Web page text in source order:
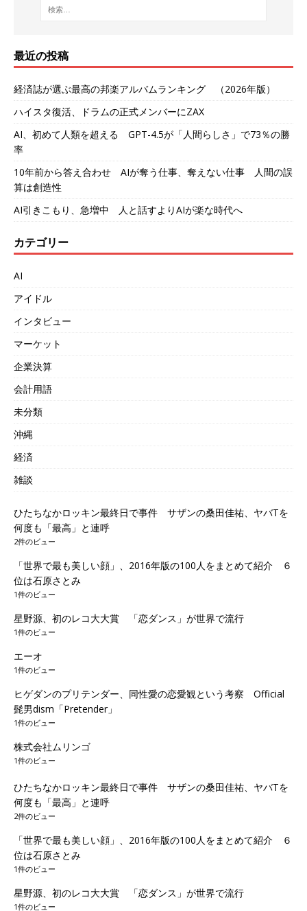
最近の投稿
経済誌が選ぶ最高の邦楽アルバムランキング （2026年版）
ハイスタ復活、ドラムの正式メンバーにZAX
AI、初めて人類を超える GPT-4.5が「人間らしさ」で73％の勝
率
10年前から答え合わせ AIが奪う仕事、奪えない仕事 人間の誤
算は創造性
AI引きこもり、急増中 人と話すよりAIが楽な時代へ
カテゴリー
AI
アイドル
インタビュー
マーケット
企業決算
会計用語
未分類
沖縄
経済
雑談
ひたちなかロッキン最終日で事件 サザンの桑田佳祐、ヤバTを
何度も「最高」と連呼
2件のビュー
「世界で最も美しい顔」、2016年版の100人をまとめて紹介 ６
位は石原さとみ
1件のビュー
星野源、初のレコ大大賞 「恋ダンス」が世界で流行
1件のビュー
エーオ
1件のビュー
ヒゲダンのプリテンダー、同性愛の恋愛観という考察 Official
髭男dism「Pretender」
1件のビュー
株式会社ムリンゴ
1件のビュー
ひたちなかロッキン最終日で事件 サザンの桑田佳祐、ヤバTを
何度も「最高」と連呼
2件のビュー
「世界で最も美しい顔」、2016年版の100人をまとめて紹介 ６
位は石原さとみ
1件のビュー
星野源、初のレコ大大賞 「恋ダンス」が世界で流行
1件のビュー